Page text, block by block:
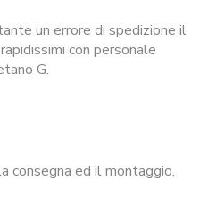
un errore di spedizione il
con personale
G.
ed il montaggio.